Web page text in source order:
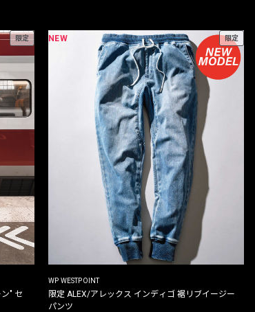
限定
" セ
NEW 限定
WP WESTPOINT
限定 ALEX/アレックス インディゴ 裾リブイージー
パンツ